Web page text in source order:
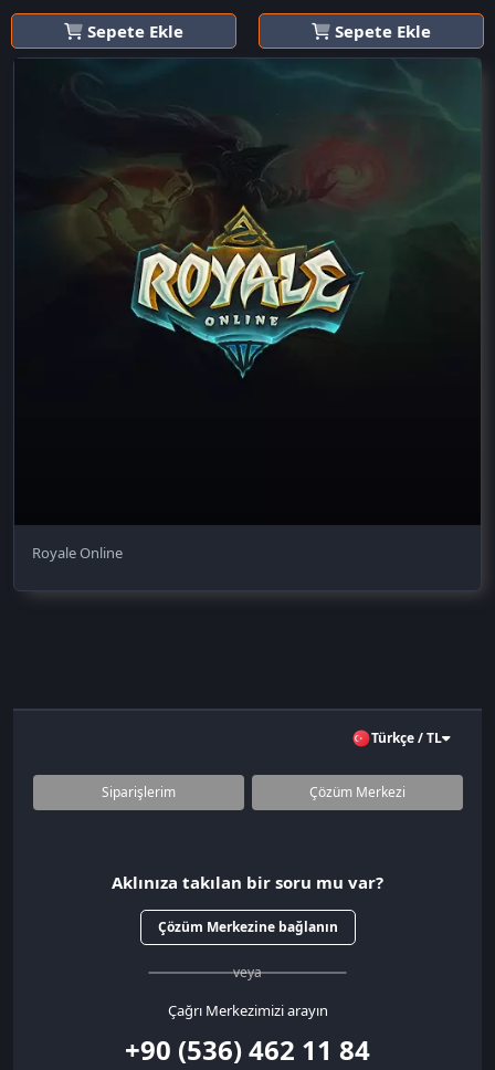
Sepete Ekle Sepete Ekle
Royale Online
Türkçe / TL
Siparişlerim Çözüm Merkezi
Aklınıza takılan bir soru mu var?
Çözüm Merkezine bağlanın
veya
Çağrı Merkezimizi arayın
+90 (536) 462 11 84